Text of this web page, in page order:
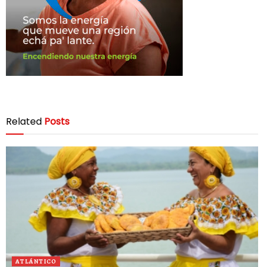
Related Posts
ATLÁNTICO